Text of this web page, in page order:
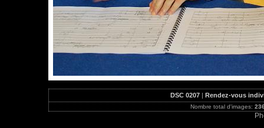
DSC 0207| Rendez-vous
Nombre total d'images: